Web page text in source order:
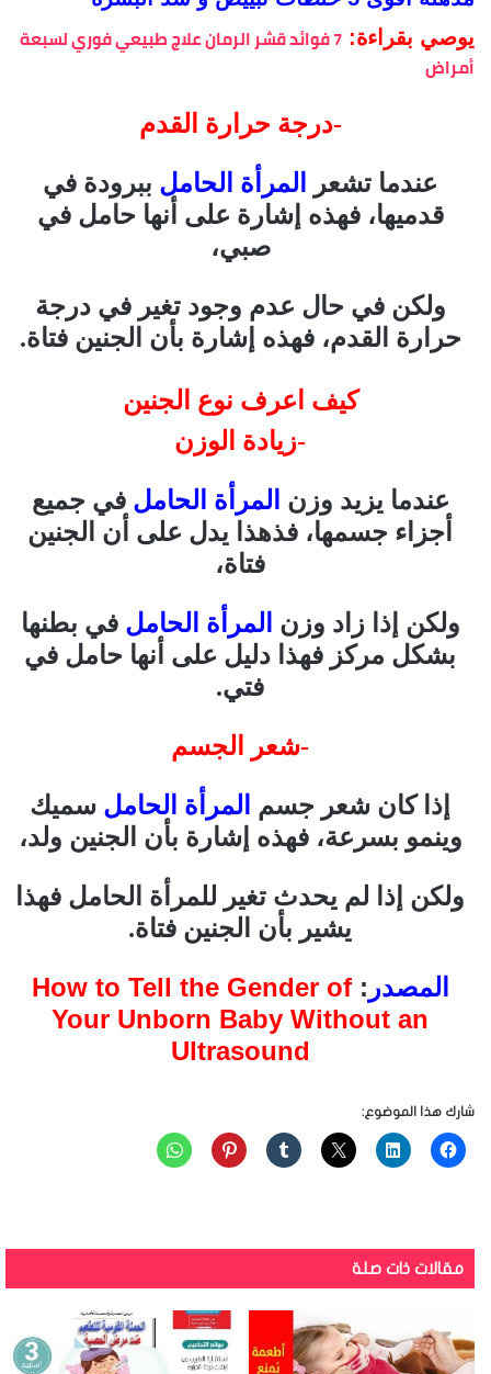
يوصي بقراءة:
7 فوائد قشر الرمان علاج طبيعي فوري لسبعة
أمراض
-درجة حرارة القدم
عندما تشعر المرأة الحامل ببرودة في
قدميها، فهذه إشارة على أنها حامل في
صبي،
ولكن في حال عدم وجود تغير في درجة
حرارة القدم، فهذه إشارة بأن الجنين فتاة.
كيف اعرف نوع الجنين
-زيادة الوزن
عندما يزيد وزن المرأة الحامل في جميع
أجزاء جسمها، فذهذا يدل على أن الجنين
فتاة،
ولكن إذا زاد وزن المرأة الحامل في بطنها
بشكل مركز فهذا دليل على أنها حامل في
فتي.
-شعر الجسم
إذا كان شعر جسم المرأة الحامل سميك
وينمو بسرعة، فهذه إشارة بأن الجنين ولد،
ولكن إذا لم يحدث تغير للمرأة الحامل فهذا
يشير بأن الجنين فتاة.
المصدر :
How to Tell the Gender of
Your Unborn Baby Without an
Ultrasound
شارك هذا الموضوع:
مقالات ذات صلة